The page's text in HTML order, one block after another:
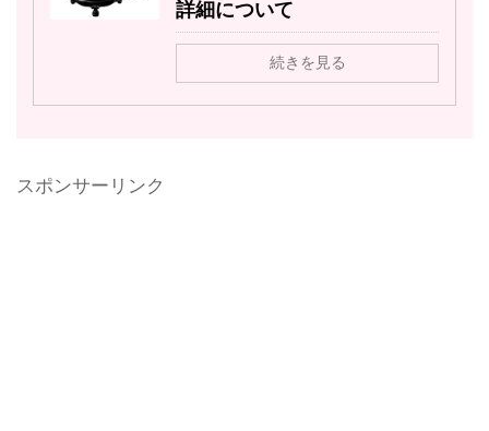
詳細について
続きを見る
スポンサーリンク